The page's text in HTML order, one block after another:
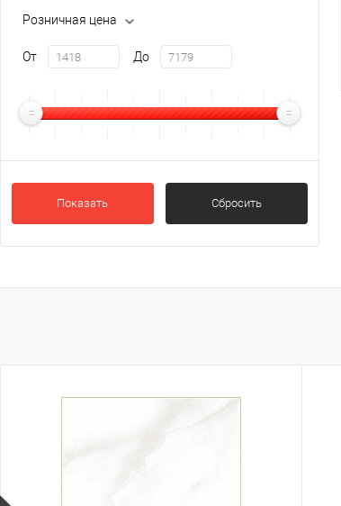
Розничная цена
От До
Показать Сбросить